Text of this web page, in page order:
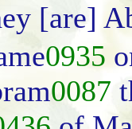
[are]
0935
0087